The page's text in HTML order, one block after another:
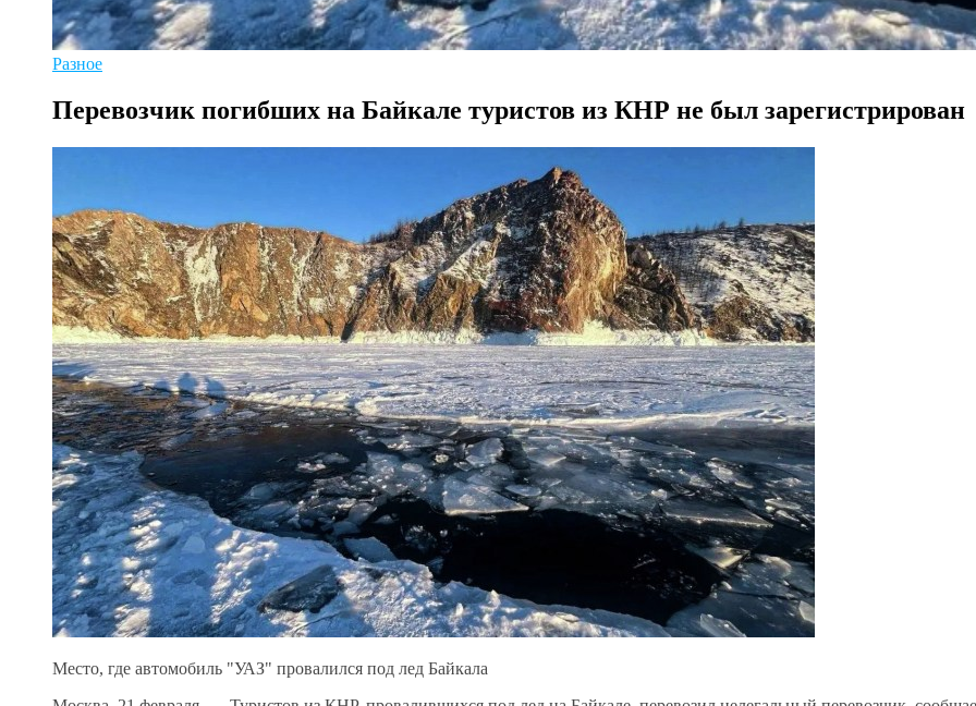
Разное
Перевозчик погибших на Байкале туристов из КНР не был зарегистрирован
Место, где автомобиль "УАЗ" провалился под лед Байкала